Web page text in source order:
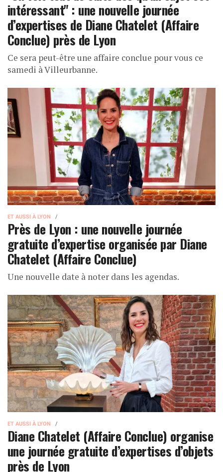
intéressant" : une nouvelle journée
d’expertises de Diane Chatelet (Affaire
Conclue) près de Lyon
Ce sera peut-être une affaire conclue pour vous ce
samedi à Villeurbanne.
ET AUSSI À LYON
Près de Lyon : une nouvelle journée
gratuite d’expertise organisée par Diane
Chatelet (Affaire Conclue)
Une nouvelle date à noter dans les agendas.
ET AUSSI À LYON
Diane Chatelet (Affaire Conclue) organise
une journée gratuite d’expertises d’objets
près de Lyon